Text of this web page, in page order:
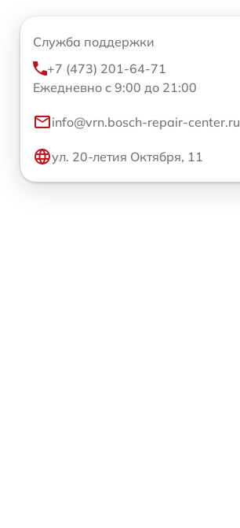
Служба поддержки
+7 (473) 201-64-71
Ежедневно с 9:00 до 21:00
info@vrn.bosch-repair-center.ru
ул. 20-летия Октября, 11